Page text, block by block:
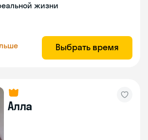
жизни
Выбрать время
Алла